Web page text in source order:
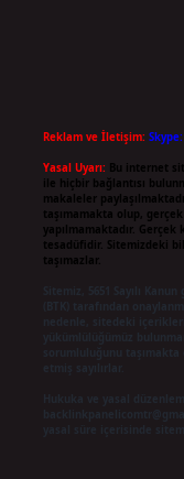
Reklam ve İletişim:
Yasal Uyarı: Bu internet
ile hiçbir bağlantısı
makaleler
taşımamakta olup,
yapılmamaktadır.
tesadüfidir. Sitemizdeki
taşımazlar.
Sitemiz, 5651 Sayılı
(BTK) tarafından
nedenle, sitedeki
yükümlülüğümüz
Hukuka ve yasal